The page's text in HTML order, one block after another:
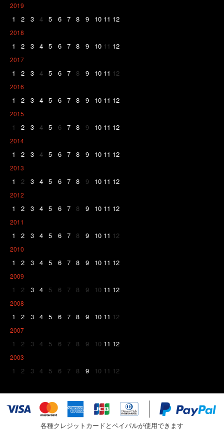
2019
1 2 3 4 5 6 7 8 9 10 11 12
2018
1 2 3 4 5 6 7 8 9 10 11 12
2017
1 2 3 4 5 6 7 8 9 10 11 12
2016
1 2 3 4 5 6 7 8 9 10 11 12
2015
1 2 3 4 5 6 7 8 9 10 11 12
2014
1 2 3 4 5 6 7 8 9 10 11 12
2013
1 2 3 4 5 6 7 8 9 10 11 12
2012
1 2 3 4 5 6 7 8 9 10 11 12
2011
1 2 3 4 5 6 7 8 9 10 11 12
2010
1 2 3 4 5 6 7 8 9 10 11 12
2009
1 2 3 4 5 6 7 8 9 10 11 12
2008
1 2 3 4 5 6 7 8 9 10 11 12
2007
1 2 3 4 5 6 7 8 9 10 11 12
2003
1 2 3 4 5 6 7 8 9 10 11 12
各種クレジットカードとペイパルが使用できます